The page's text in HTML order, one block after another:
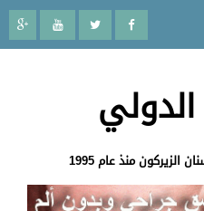
منذ عام 1995